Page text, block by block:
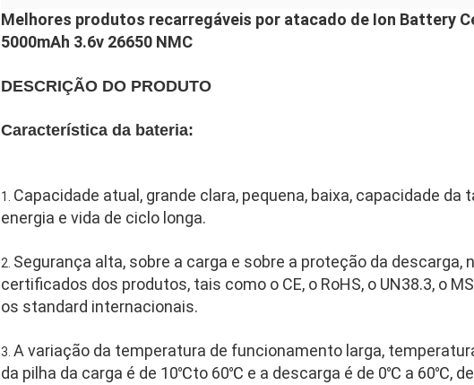
Melhores produtos recarregáveis por atacado de Ion Battery
5000mAh 3.6v 26650 NMC
DESCRIÇÃO DO PRODUTO
Característica da bateria:
1. Capacidade atual, grande clara, pequena, baixa, capacidade da
energia e vida de ciclo longa.
2. Segurança alta, sobre a carga e sobre a proteção da
certificados dos produtos, tais como o CE, o RoHS, o UN38.3, o
os standard internacionais.
3. A variação da temperatura de funcionamento larga,
da pilha da carga é de 10℃to 60℃ e a descarga é de 0℃ a 60℃,